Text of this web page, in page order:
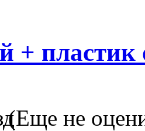
+
(Еще не